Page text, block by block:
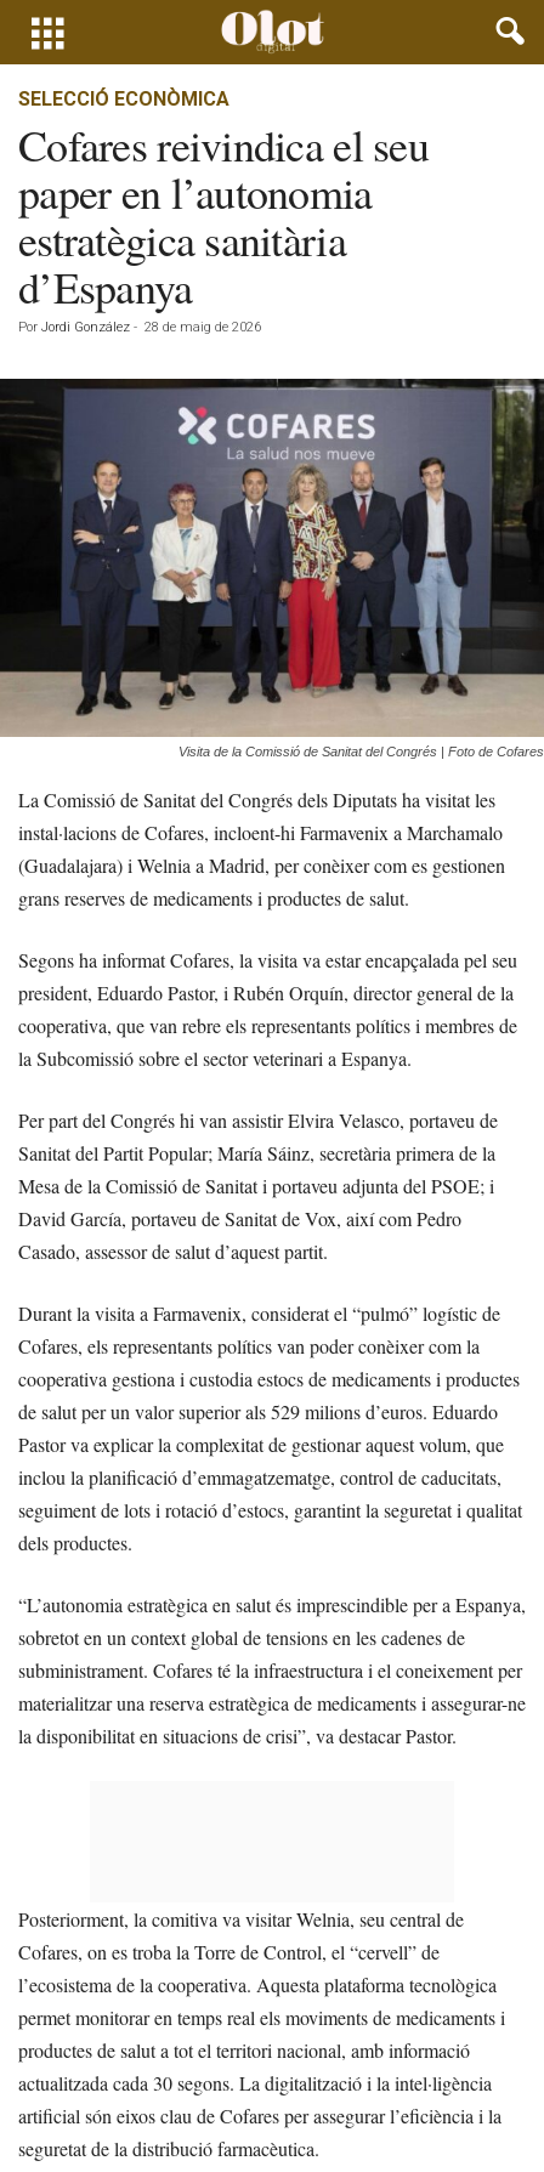
SELECCIÓ ECONÒMICA
Cofares reivindica el seu
paper en l’autonomia
estratègica sanitària
d’Espanya
Por Jordi González - 28 de maig de 2026
Visita de la Comissió de Sanitat del Congrés | Foto de Cofares
La Comissió de Sanitat del Congrés dels Diputats ha visitat les
instal·lacions de Cofares, incloent-hi Farmavenix a Marchamalo
(Guadalajara) i Welnia a Madrid, per conèixer com es gestionen
grans reserves de medicaments i productes de salut.
Segons ha informat Cofares, la visita va estar encapçalada pel seu
president, Eduardo Pastor, i Rubén Orquín, director general de la
cooperativa, que van rebre els representants polítics i membres de
la Subcomissió sobre el sector veterinari a Espanya.
Per part del Congrés hi van assistir Elvira Velasco, portaveu de
Sanitat del Partit Popular; María Sáinz, secretària primera de la
Mesa de la Comissió de Sanitat i portaveu adjunta del PSOE; i
David García, portaveu de Sanitat de Vox, així com Pedro
Casado, assessor de salut d’aquest partit.
Durant la visita a Farmavenix, considerat el “pulmó” logístic de
Cofares, els representants polítics van poder conèixer com la
cooperativa gestiona i custodia estocs de medicaments i productes
de salut per un valor superior als 529 milions d’euros. Eduardo
Pastor va explicar la complexitat de gestionar aquest volum, que
inclou la planificació d’emmagatzematge, control de caducitats,
seguiment de lots i rotació d’estocs, garantint la seguretat i qualitat
dels productes.
“L’autonomia estratègica en salut és imprescindible per a Espanya,
sobretot en un context global de tensions en les cadenes de
subministrament. Cofares té la infraestructura i el coneixement per
materialitzar una reserva estratègica de medicaments i assegurar-ne
la disponibilitat en situacions de crisi”, va destacar Pastor.
Posteriorment, la comitiva va visitar Welnia, seu central de
Cofares, on es troba la Torre de Control, el “cervell” de
l’ecosistema de la cooperativa. Aquesta plataforma tecnològica
permet monitorar en temps real els moviments de medicaments i
productes de salut a tot el territori nacional, amb informació
actualitzada cada 30 segons. La digitalització i la intel·ligència
artificial són eixos clau de Cofares per assegurar l’eficiència i la
seguretat de la distribució farmacèutica.